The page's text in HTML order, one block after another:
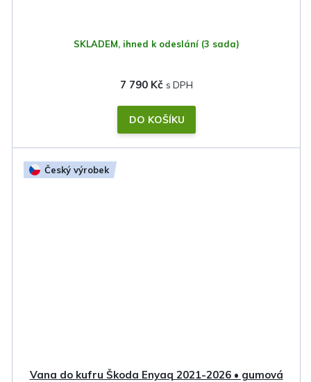
SKLADEM, ihned k odeslání (3 sada)
7 790 Kč
DO KOŠÍKU
Český výrobek
Vana do kufru Škoda Enyaq 2021-2026 • gumová